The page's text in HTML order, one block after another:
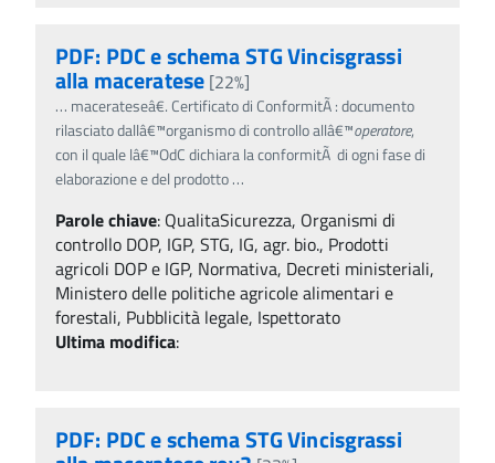
PDF: PDC e schema STG Vincisgrassi
alla maceratese [22%]
… macerateseâ€. Certificato di ConformitÃ : documento
rilasciato dallâ€™organismo di controllo allâ€™operatore,
con il quale lâ€™OdC dichiara la conformitÃ di ogni fase di
elaborazione e del prodotto…
Parole chiave: QualitaSicurezza, Organismi di
controllo DOP, IGP, STG, IG, agr. bio., Prodotti
agricoli DOP e IGP, Normativa, Decreti ministeriali,
Ministero delle politiche agricole alimentari e
forestali, Pubblicità legale, Ispettorato
Ultima modifica:
PDF: PDC e schema STG Vincisgrassi